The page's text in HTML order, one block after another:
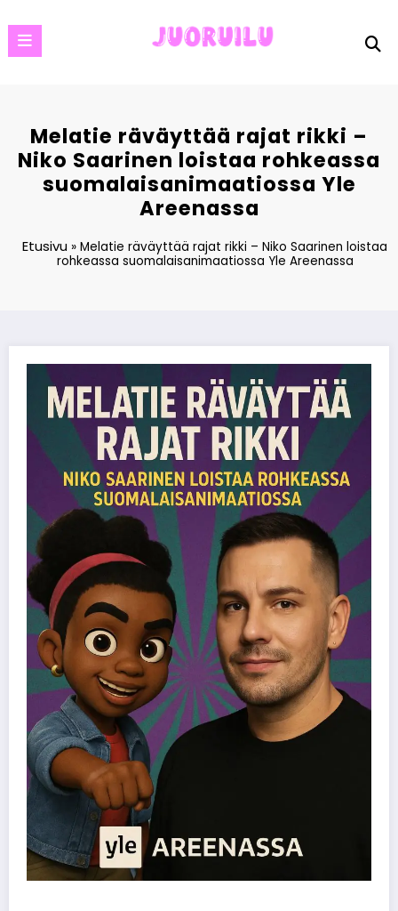
to
content
Melatie räväyttää rajat rikki –
Niko Saarinen loistaa rohkeassa
suomalaisanimaatiossa Yle
Areenassa
Etusivu »Melatie räväyttää rajat rikki – Niko Saarinen loistaa
rohkeassa suomalaisanimaatiossa Yle Areenassa